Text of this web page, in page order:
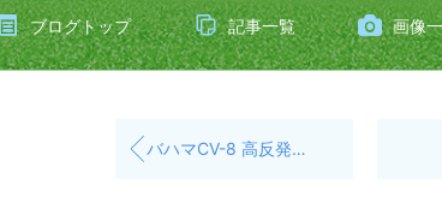
ブログトップ 記事一覧 画像
バハマCV-8 高反発モデル⚡️